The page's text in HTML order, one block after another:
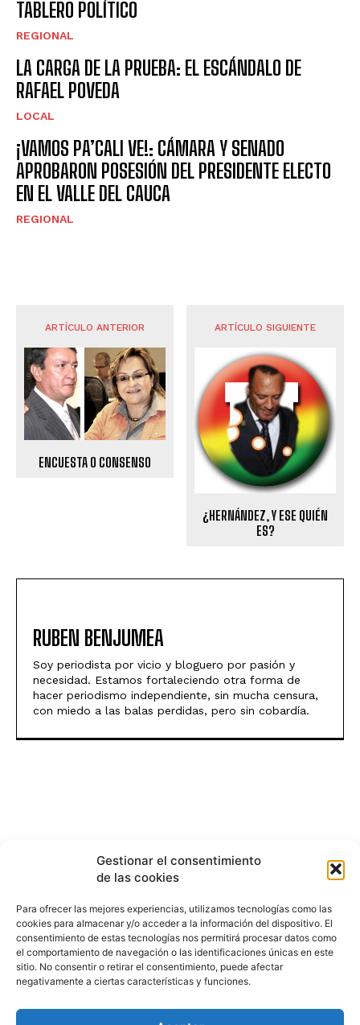
Gestionar el consentimiento
de las cookies
Para ofrecer las mejores experiencias, utilizamos tecnologías como las
cookies para almacenar y/o acceder a la información del dispositivo. El
consentimiento de estas tecnologías nos permitirá procesar datos como
el comportamiento de navegación o las identificaciones únicas en este
sitio. No consentir o retirar el consentimiento, puede afectar
negativamente a ciertas características y funciones.
TABLERO POLÍTICO
REGIONAL
LA CARGA DE LA PRUEBA: EL ESCÁNDALO DE
RAFAEL POVEDA
LOCAL
¡VAMOS PA’CALI VE!: CÁMARA Y SENADO
APROBARON POSESIÓN DEL PRESIDENTE ELECTO
EN EL VALLE DEL CAUCA
REGIONAL
ARTÍCULO ANTERIOR
ENCUESTA O CONSENSO
ARTÍCULO SIGUIENTE
¿HERNÁNDEZ, Y ESE QUIÉN
ES?
RUBEN BENJUMEA
Soy periodista por vicio y bloguero por pasión y
necesidad. Estamos fortaleciendo otra forma de
hacer periodismo independiente, sin mucha censura,
con miedo a las balas perdidas, pero sin cobardía.